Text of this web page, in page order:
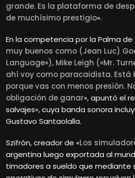
grande. Es la plataforma de
de muchísimo prestigio».
En la competencia por la Palma de
muy buenos como (Jean Luc)
Language»), Mike Leigh («Mr.
ahí voy como paracaidista. Está
porque vas con menos presión.
obligación de ganar», apuntó el
salvajes», cuya banda sonora
Gustavo Santaolalla.
Szifrón, creador de «Los
argentina luego exportada al
timadores a sueldo que mediante